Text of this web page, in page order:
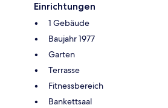
Einrichtungen
1 Gebäude
Baujahr 1977
Garten
Terrasse
Fitnessbereich
Bankettsaal